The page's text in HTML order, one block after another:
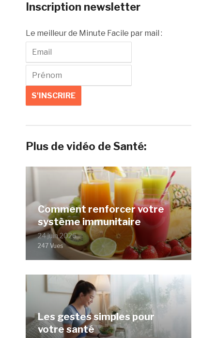
Inscription newsletter
Le meilleur de Minute Facile par mail :
Plus de vidéo de Santé:
Comment renforcer votre
système immunitaire
24 juin 2026
247 Vues
Les gestes simples pour
votre santé